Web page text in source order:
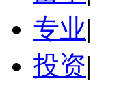
专业|
投资|